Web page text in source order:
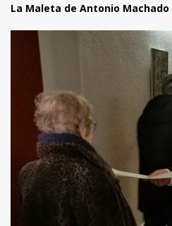
La Maleta de Antonio Machado